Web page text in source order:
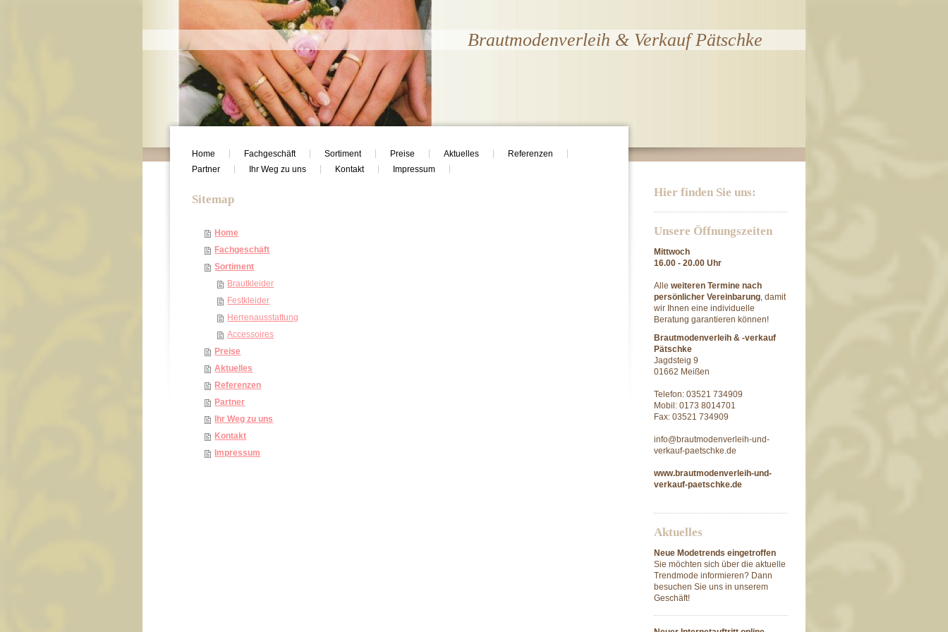
Brautmodenverleih & Verkauf Pätschke
Home Fachgeschäft Sortiment Preise Aktuelles
Referenzen
Partner
Ihr Weg zu uns Kontakt Impressum
Sitemap
Home
Fachgeschäft
Sortiment
Brautkleider
Festkleider
Herrenausstattung
Accessoires
Preise
Aktuelles
Referenzen
Partner
Ihr Weg zu uns
Kontakt
Impressum
Hier finden Sie uns:
Unsere Öffnungszeiten
Mittwoch
16.00 - 20.00 Uhr
Alle weiteren Termine nach
persönlicher Vereinbarung, damit
wir Ihnen eine individuelle
Beratung garantieren können!
Brautmodenverleih & -verkauf
Pätschke
Jagdsteig 9
01662 Meißen
Telefon: 03521 734909
Mobil: 0173 8014701
Fax: 03521 734909
info@brautmodenverleih-und-
verkauf-paetschke.de
www.brautmodenverleih-und-
verkauf-paetschke.de
Aktuelles
Neue Modetrends eingetroffen
Sie möchten sich über die aktuelle
Trendmode informieren? Dann
besuchen Sie uns in unserem
Geschäft!